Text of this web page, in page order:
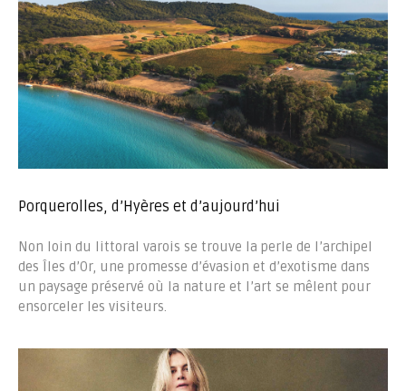
Porquerolles, d’Hyères et d’aujourd’hui
Non loin du littoral varois se trouve la perle de l’archipel
des Îles d’Or, une promesse d’évasion et d’exotisme dans
un paysage préservé où la nature et l’art se mêlent pour
ensorceler les visiteurs.